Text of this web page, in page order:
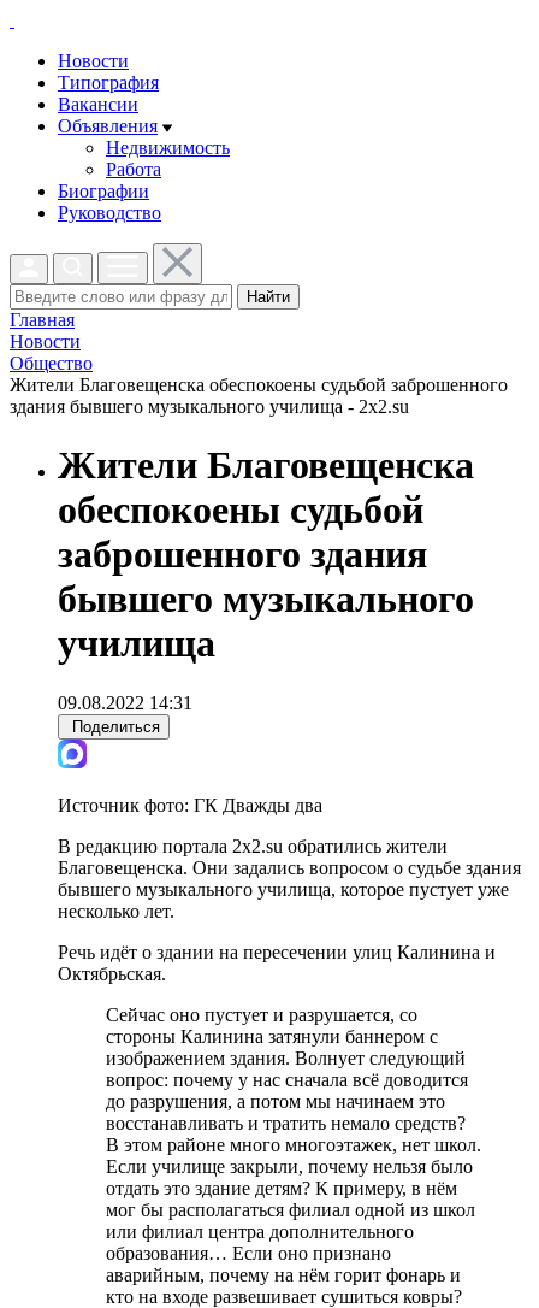
Новости
Типография
Вакансии
Объявления
Недвижимость
Работа
Биографии
Руководство
Найти
Главная
Новости
Общество
Жители Благовещенска обеспокоены судьбой заброшенного
здания бывшего музыкального училища - 2x2.su
Жители Благовещенска
обеспокоены судьбой
заброшенного здания
бывшего музыкального
училища
09.08.2022 14:31
Поделиться
Источник фото: ГК Дважды два
В редакцию портала 2x2.su обратились жители
Благовещенска. Они задались вопросом о судьбе здания
бывшего музыкального училища, которое пустует уже
несколько лет.
Речь идёт о здании на пересечении улиц Калинина и
Октябрьская.
Сейчас оно пустует и разрушается, со
стороны Калинина затянули баннером с
изображением здания. Волнует следующий
вопрос: почему у нас сначала всё доводится
до разрушения, а потом мы начинаем это
восстанавливать и тратить немало средств?
В этом районе много многоэтажек, нет школ.
Если училище закрыли, почему нельзя было
отдать это здание детям? К примеру, в нём
мог бы располагаться филиал одной из школ
или филиал центра дополнительного
образования… Если оно признано
аварийным, почему на нём горит фонарь и
кто на входе развешивает сушиться ковры?